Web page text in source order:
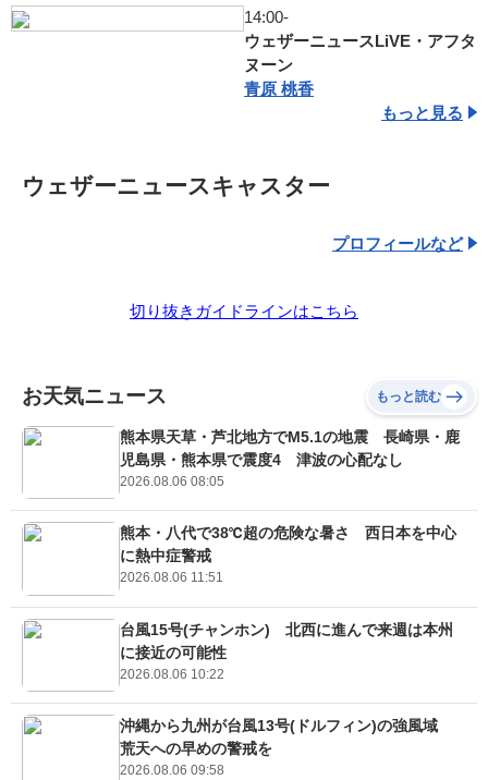
14:00-
ウェザーニュースLiVE・アフタ
ヌーン
青原 桃香
もっと見る
ウェザーニュースキャスター
プロフィールなど
切り抜きガイドラインはこちら
お天気ニュース もっと読む
熊本県天草・芦北地方でM5.1の地震 長崎県・鹿
児島県・熊本県で震度4 津波の心配なし
2026.08.06 08:05
熊本・八代で38℃超の危険な暑さ 西日本を中心
に熱中症警戒
2026.08.06 11:51
台風15号(チャンホン) 北西に進んで来週は本州
に接近の可能性
2026.08.06 10:22
沖縄から九州が台風13号(ドルフィン)の強風域
荒天への早めの警戒を
2026.08.06 09:58